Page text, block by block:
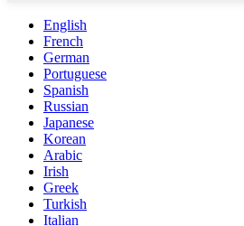
English
French
German
Portuguese
Spanish
Russian
Japanese
Korean
Arabic
Irish
Greek
Turkish
Italian